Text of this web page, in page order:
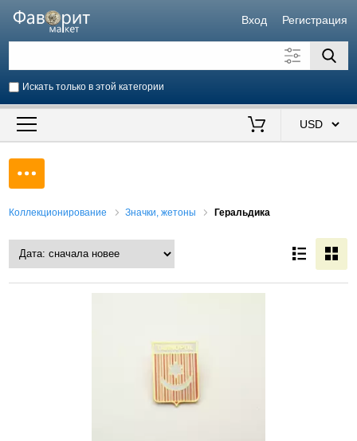
Вход Регистрация
Искать только в этой категории
Искать также в описании
Продавец
Коллекционирование Значки, жетоны Геральдика